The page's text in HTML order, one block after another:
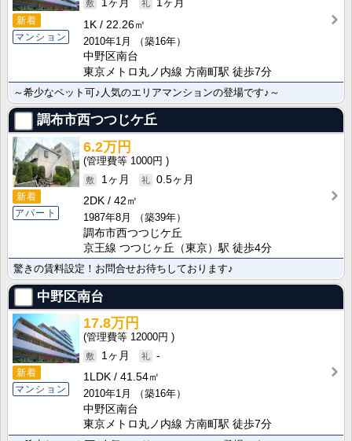
新着
マンション
1ヶ月
1ヶ月
1K
22.26㎡
2010年1月
（築16年）
中野区南台
東京メトロ丸ノ内線 方南町駅 徒歩7分
～希少なペット可♪人気のエリアマンションの登場です♪～
調布市西つつじケ丘
新着
アパート
6.2万円
1000円
1ヶ月
0.5ヶ月
2DK
42㎡
1987年8月
（築39年）
調布市西つつじケ丘
京王線 つつじヶ丘（東京）駅 徒歩4分
驚きの賃料設定！お問合せお待ちしております♪
中野区南台
新着
マンション
17.8万円
12000円
1ヶ月
-
1LDK
41.54㎡
2010年1月
（築16年）
中野区南台
東京メトロ丸ノ内線 方南町駅 徒歩7分